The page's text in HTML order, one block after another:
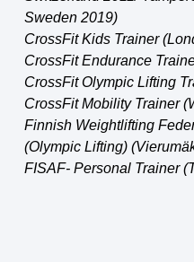
Sweden 2019)
CrossFit Kids Trainer
CrossFit Endurance
CrossFit Olympic Lifting
CrossFit Mobility Trainer
Finnish Weightlifting
(Olympic Lifting)
FISAF- Personal Trainer